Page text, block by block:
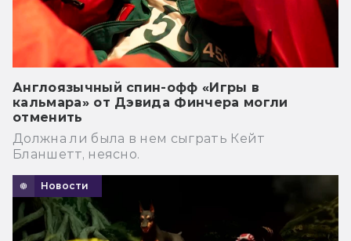
Англоязычный спин-офф «Игры в
кальмара» от Дэвида Финчера могли
отменить
Должна ли была в нем сыграть Кейт
Бланшетт, неясно.
Новости